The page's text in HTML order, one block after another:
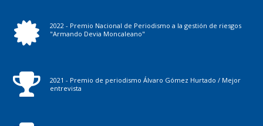
2022 - Premio Nacional de Periodismo a la gestión de riesgos
"Armando Devia Moncaleano"
2021 - Premio de periodismo Álvaro Gómez Hurtado / Mejor
entrevista